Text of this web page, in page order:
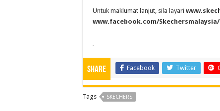
Untuk maklumat lanjut, sila layari
www.facebook.com/Skechersmalaysia/
Share Facebook Twitter
Tags SKECHERS